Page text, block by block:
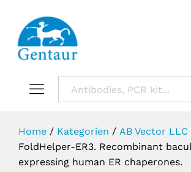
Home / Kategorien / AB Vector LLC
FoldHelper-ER3. Recombinant
expressing human ER chaperones.